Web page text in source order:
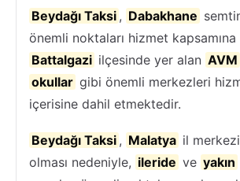
Beydağı Taksi , Dabakhane
önemli noktaları hizmet kapsamına
Battalgazi ilçesinde yer alan AVM
okullar gibi önemli merkezleri
içerisine dahil etmektedir.
Beydağı Taksi , Malatya il
olması nedeniyle, ileride ve yakın